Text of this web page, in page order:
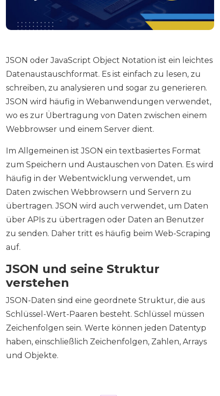
JSON oder JavaScript Object Notation ist ein leichtes
Datenaustauschformat. Es ist einfach zu lesen, zu
schreiben, zu analysieren und sogar zu generieren.
JSON wird häufig in Webanwendungen verwendet,
wo es zur Übertragung von Daten zwischen einem
Webbrowser und einem Server dient.
Im Allgemeinen ist JSON ein textbasiertes Format
zum Speichern und Austauschen von Daten. Es wird
häufig in der Webentwicklung verwendet, um
Daten zwischen Webbrowsern und Servern zu
übertragen. JSON wird auch verwendet, um Daten
über APIs zu übertragen oder Daten an Benutzer
zu senden. Daher tritt es häufig beim Web-Scraping
auf.
JSON und seine Struktur
verstehen
JSON-Daten sind eine geordnete Struktur, die aus
Schlüssel-Wert-Paaren besteht. Schlüssel müssen
Zeichenfolgen sein. Werte können jeden Datentyp
haben, einschließlich Zeichenfolgen, Zahlen, Arrays
und Objekte.